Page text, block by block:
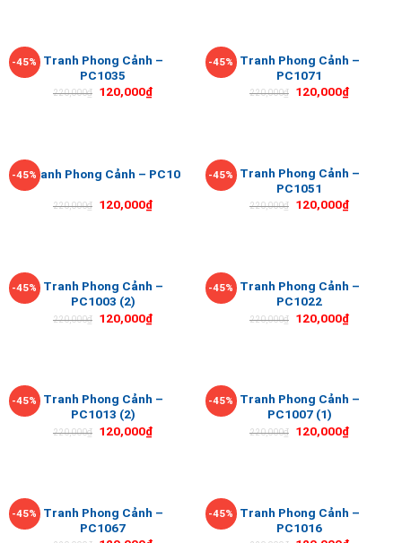
-45%
Tranh Phong Cảnh –
PC1035
220,000₫ 120,000₫
-45%
Tranh Phong Cảnh –
PC1071
220,000₫ 120,000₫
-45%Tranh Phong Cảnh – PC10
220,000₫ 120,000₫
-45%
Tranh Phong Cảnh –
PC1051
220,000₫ 120,000₫
-45%
Tranh Phong Cảnh –
PC1003 (2)
220,000₫ 120,000₫
-45%
Tranh Phong Cảnh –
PC1022
220,000₫ 120,000₫
-45%
Tranh Phong Cảnh –
PC1013 (2)
220,000₫ 120,000₫
-45%
Tranh Phong Cảnh –
PC1007 (1)
220,000₫ 120,000₫
-45%
Tranh Phong Cảnh –
PC1067
-45%
Tranh Phong Cảnh –
PC1016